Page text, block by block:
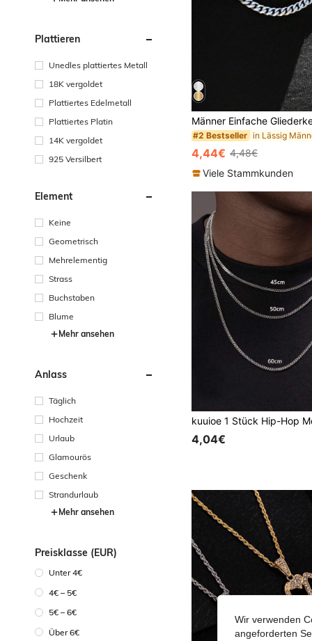
Plattieren
Unedles plattiertes Metall
18K vergoldet
Plattiertes Edelmetall
Plattiertes Platin
14K vergoldet
925 Versilbert
Element
Keine
Geometrisch
Mehrelementig
Strass
Buchstaben
Blume
Mehr ansehen
Anlass
Täglich
Hochzeit
Urlaub
Glamourös
Geschenk
Strandurlaub
Mehr ansehen
Preisklasse (EUR)
Unter 4€
4€ – 5€
5€ – 6€
Über 6€
#2 Bestseller
4,44€ 4,48€
Viele Stammkunden
4,04€
Wir verwenden
angeforderten